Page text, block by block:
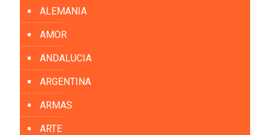
ALEMANIA
AMOR
ANDALUCIA
ARGENTINA
ARMAS
ARTE